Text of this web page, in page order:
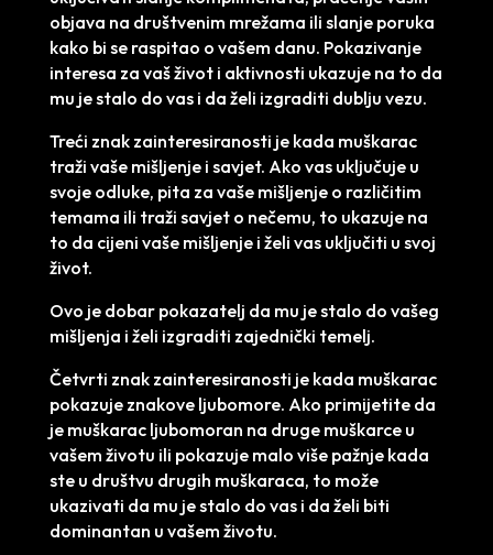
objava na društvenim mrežama ili slanje poruka
kako bi se raspitao o vašem danu. Pokazivanje
interesa za vaš život i aktivnosti ukazuje na to da
mu je stalo do vas i da želi izgraditi dublju vezu.
Treći znak zainteresiranosti je kada muškarac
traži vaše mišljenje i savjet. Ako vas uključuje u
svoje odluke, pita za vaše mišljenje o različitim
temama ili traži savjet o nečemu, to ukazuje na
to da cijeni vaše mišljenje i želi vas uključiti u svoj
život.
Ovo je dobar pokazatelj da mu je stalo do vašeg
mišljenja i želi izgraditi zajednički temelj.
Četvrti znak zainteresiranosti je kada muškarac
pokazuje znakove ljubomore. Ako primijetite da
je muškarac ljubomoran na druge muškarce u
vašem životu ili pokazuje malo više pažnje kada
ste u društvu drugih muškaraca, to može
ukazivati da mu je stalo do vas i da želi biti
dominantan u vašem životu.